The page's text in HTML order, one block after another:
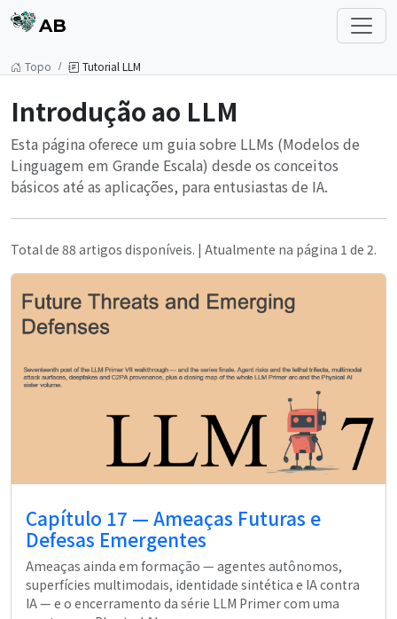
AB
Topo Tutorial LLM
Introdução ao LLM
Esta página oferece um guia sobre LLMs (Modelos de
Linguagem em Grande Escala) desde os conceitos
básicos até as aplicações, para entusiastas de IA.
Total de 88 artigos disponíveis. | Atualmente na página 1 de 2.
Capítulo 17 — Ameaças Futuras e
Defesas Emergentes
Ameaças ainda em formação — agentes autônomos,
superfícies multimodais, identidade sintética e IA contra
IA — e o encerramento da série LLM Primer com uma